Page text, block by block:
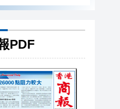
家庭
PDF